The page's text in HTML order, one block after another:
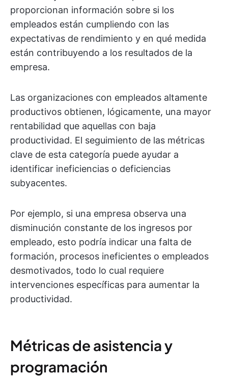
proporcionan información sobre si los
empleados están cumpliendo con las
expectativas de rendimiento y en qué medida
están contribuyendo a los resultados de la
empresa.
Las organizaciones con empleados altamente
productivos obtienen, lógicamente, una mayor
rentabilidad que aquellas con baja
productividad. El seguimiento de las métricas
clave de esta categoría puede ayudar a
identificar ineficiencias o deficiencias
subyacentes.
Por ejemplo, si una empresa observa una
disminución constante de los ingresos por
empleado, esto podría indicar una falta de
formación, procesos ineficientes o empleados
desmotivados, todo lo cual requiere
intervenciones específicas para aumentar la
productividad.
Métricas de asistencia y
programación